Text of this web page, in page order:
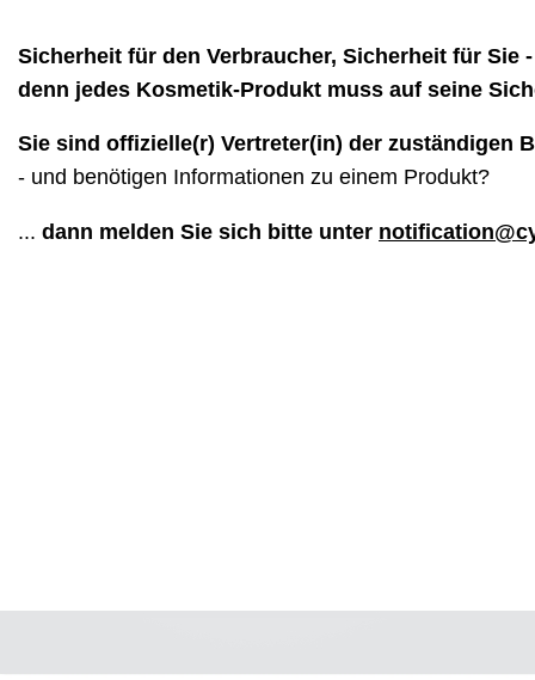
Sicherheit für den Verbraucher, Sicherheit für Sie -
denn jedes Kosmetik-Produkt muss auf seine
Sie sind offizielle(r) Vertreter(in) der zuständigen
- und benötigen Informationen zu einem Produkt?
... dann melden Sie sich bitte unter